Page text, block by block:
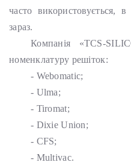
часто використовується,
зараз.
Компанія «TCS-
номенклатуру решіток:
- Webomatic;
- Ulma;
- Tiromat;
- Dixie Union;
- CFS;
- Multivac.